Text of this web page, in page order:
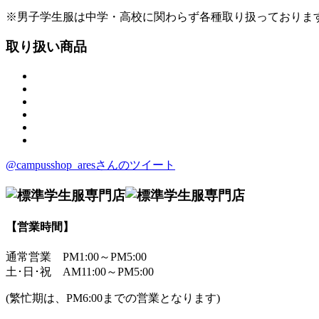
※男子学生服は中学・高校に関わらず各種取り扱っておりま
取り扱い商品
@campusshop_aresさんのツイート
【営業時間】
通常営業 PM1:00～PM5:00
土･日･祝 AM11:00～PM5:00
(繁忙期は、PM6:00までの営業となります)